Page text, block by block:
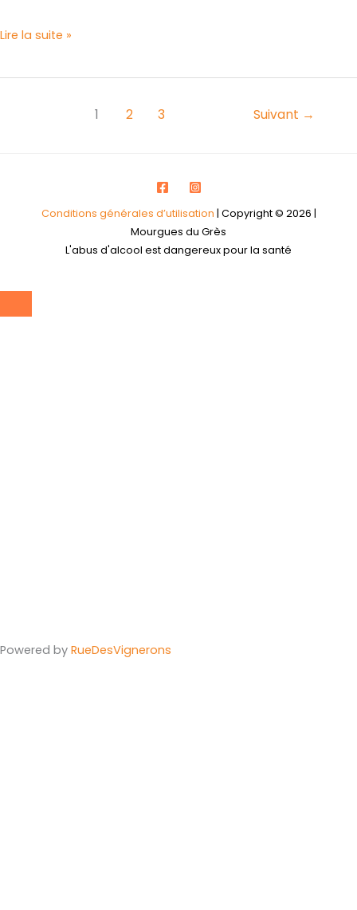
Lire la suite »
1 2 3 Suivant →
Conditions générales d’utilisation | Copyright © 2026 |
Mourgues du Grès
L'abus d'alcool est dangereux pour la santé
Powered by RueDesVignerons